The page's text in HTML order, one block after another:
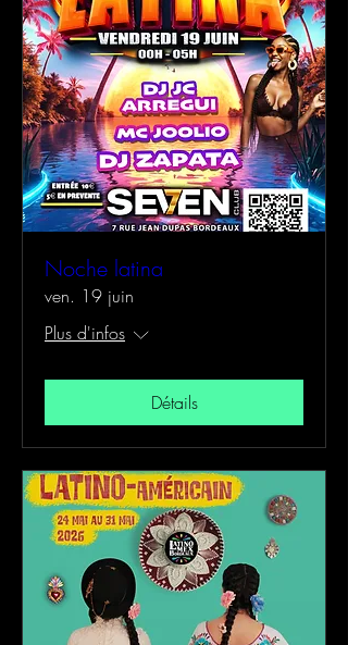
Noche latina
ven. 19 juin
Plus d'infos
Détails